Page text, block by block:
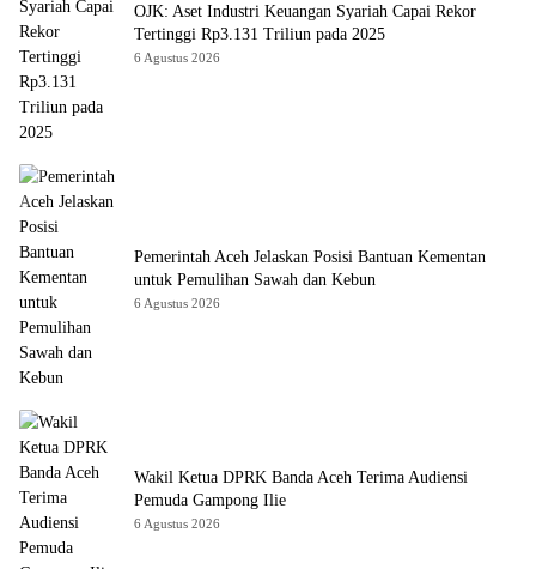
OJK: Aset Industri Keuangan Syariah Capai Rekor
Tertinggi Rp3.131 Triliun pada 2025
6 Agustus 2026
Pemerintah Aceh Jelaskan Posisi Bantuan Kementan
untuk Pemulihan Sawah dan Kebun
6 Agustus 2026
Wakil Ketua DPRK Banda Aceh Terima Audiensi
Pemuda Gampong Ilie
6 Agustus 2026